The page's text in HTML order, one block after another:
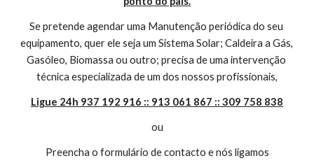
Se pretende agendar uma Manutenção periódica do seu
equipamento, quer ele seja um Sistema Solar; Caldeira a Gás,
Gasóleo, Biomassa ou outro; precisa de uma intervenção
técnica especializada de um dos nossos profissionais,
Ligue 24h 937 192 916 :: 913 061 867 :: 309 758 838
ou
Preencha o formulário de contacto e nós ligamos